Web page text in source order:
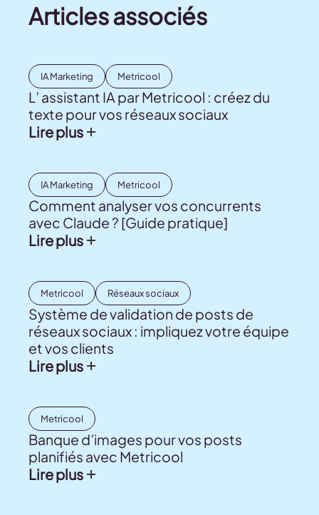
Articles associés
IA Marketing Metricool
L’ assistant IA par Metricool : créez du
texte pour vos réseaux sociaux
Lire plus
IA Marketing Metricool
Comment analyser vos concurrents
avec Claude ? [Guide pratique]
Lire plus
Metricool Réseaux sociaux
Système de validation de posts de
réseaux sociaux : impliquez votre équipe
et vos clients
Lire plus
Metricool
Banque d’images pour vos posts
planifiés avec Metricool
Lire plus